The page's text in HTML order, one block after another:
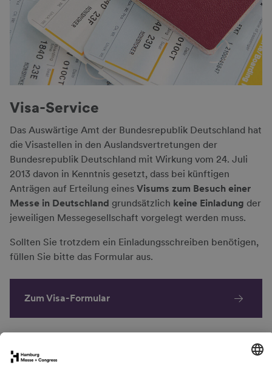
Visa-Service
Das Auswärtige Amt der Bundesrepublik Deutschland hat
die Visastellen in den Auslandsvertretungen der
Bundesrepublik Deutschland mit Wirkung vom 24. Juli
2013 davon in Kenntnis gesetzt, dass bei künftigen
Anträgen auf Erteilung eines Visums zum Besuch einer
Messe in Deutschland grundsätzlich keine Einladung der
jeweiligen Messegesellschaft vorgelegt werden muss.
Sollten Sie trotzdem ein Einladungsschreiben benötigen,
füllen Sie bitte das Formular aus.
Zum Visa-Formular
Image Credits